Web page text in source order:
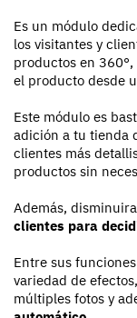
Es un módulo
los visitantes y
productos en
el producto desde
Este módulo es
adición a tu tienda
clientes más
productos sin
Además,
clientes para
Entre sus
variedad de
múltiples fotos y